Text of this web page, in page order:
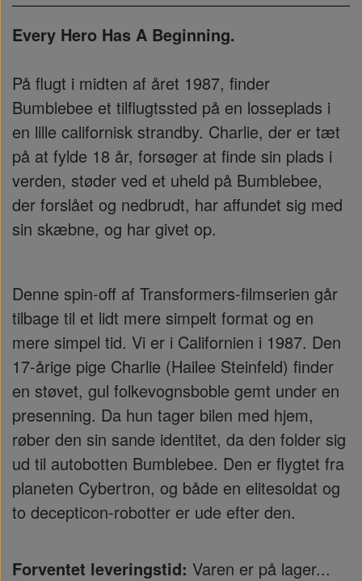
Every Hero Has A Beginning.
På flugt i midten af året 1987, finder
Bumblebee et tilflugtssted på en losseplads i
en lille californisk strandby. Charlie, der er tæt
på at fylde 18 år, forsøger at finde sin plads i
verden, støder ved et uheld på Bumblebee,
der forslået og nedbrudt, har affundet sig med
sin skæbne, og har givet op.
Denne spin-off af Transformers-filmserien går
tilbage til et lidt mere simpelt format og en
mere simpel tid. Vi er i Californien i 1987. Den
17-årige pige Charlie (Hailee Steinfeld) finder
en støvet, gul folkevognsboble gemt under en
presenning. Da hun tager bilen med hjem,
røber den sin sande identitet, da den folder sig
ud til autobotten Bumblebee. Den er flygtet fra
planeten Cybertron, og både en elitesoldat og
to decepticon-robotter er ude efter den.
Forventet leveringstid: Varen er på lager...